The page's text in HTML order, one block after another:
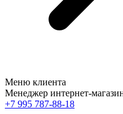
Меню клиента
Менеджер интернет-
+7 995 787-88-18